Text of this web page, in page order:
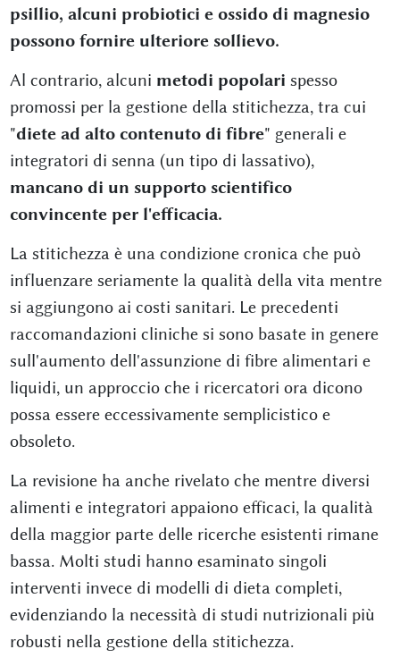
psillio, alcuni probiotici e ossido di magnesio
possono fornire ulteriore sollievo.
Al contrario, alcuni metodi popolari spesso
promossi per la gestione della stitichezza, tra cui
"diete ad alto contenuto di fibre" generali e
integratori di senna (un tipo di lassativo),
mancano di un supporto scientifico
convincente per l'efficacia.
La stitichezza è una condizione cronica che può
influenzare seriamente la qualità della vita mentre
si aggiungono ai costi sanitari. Le precedenti
raccomandazioni cliniche si sono basate in genere
sull'aumento dell'assunzione di fibre alimentari e
liquidi, un approccio che i ricercatori ora dicono
possa essere eccessivamente semplicistico e
obsoleto.
La revisione ha anche rivelato che mentre diversi
alimenti e integratori appaiono efficaci, la qualità
della maggior parte delle ricerche esistenti rimane
bassa. Molti studi hanno esaminato singoli
interventi invece di modelli di dieta completi,
evidenziando la necessità di studi nutrizionali più
robusti nella gestione della stitichezza.